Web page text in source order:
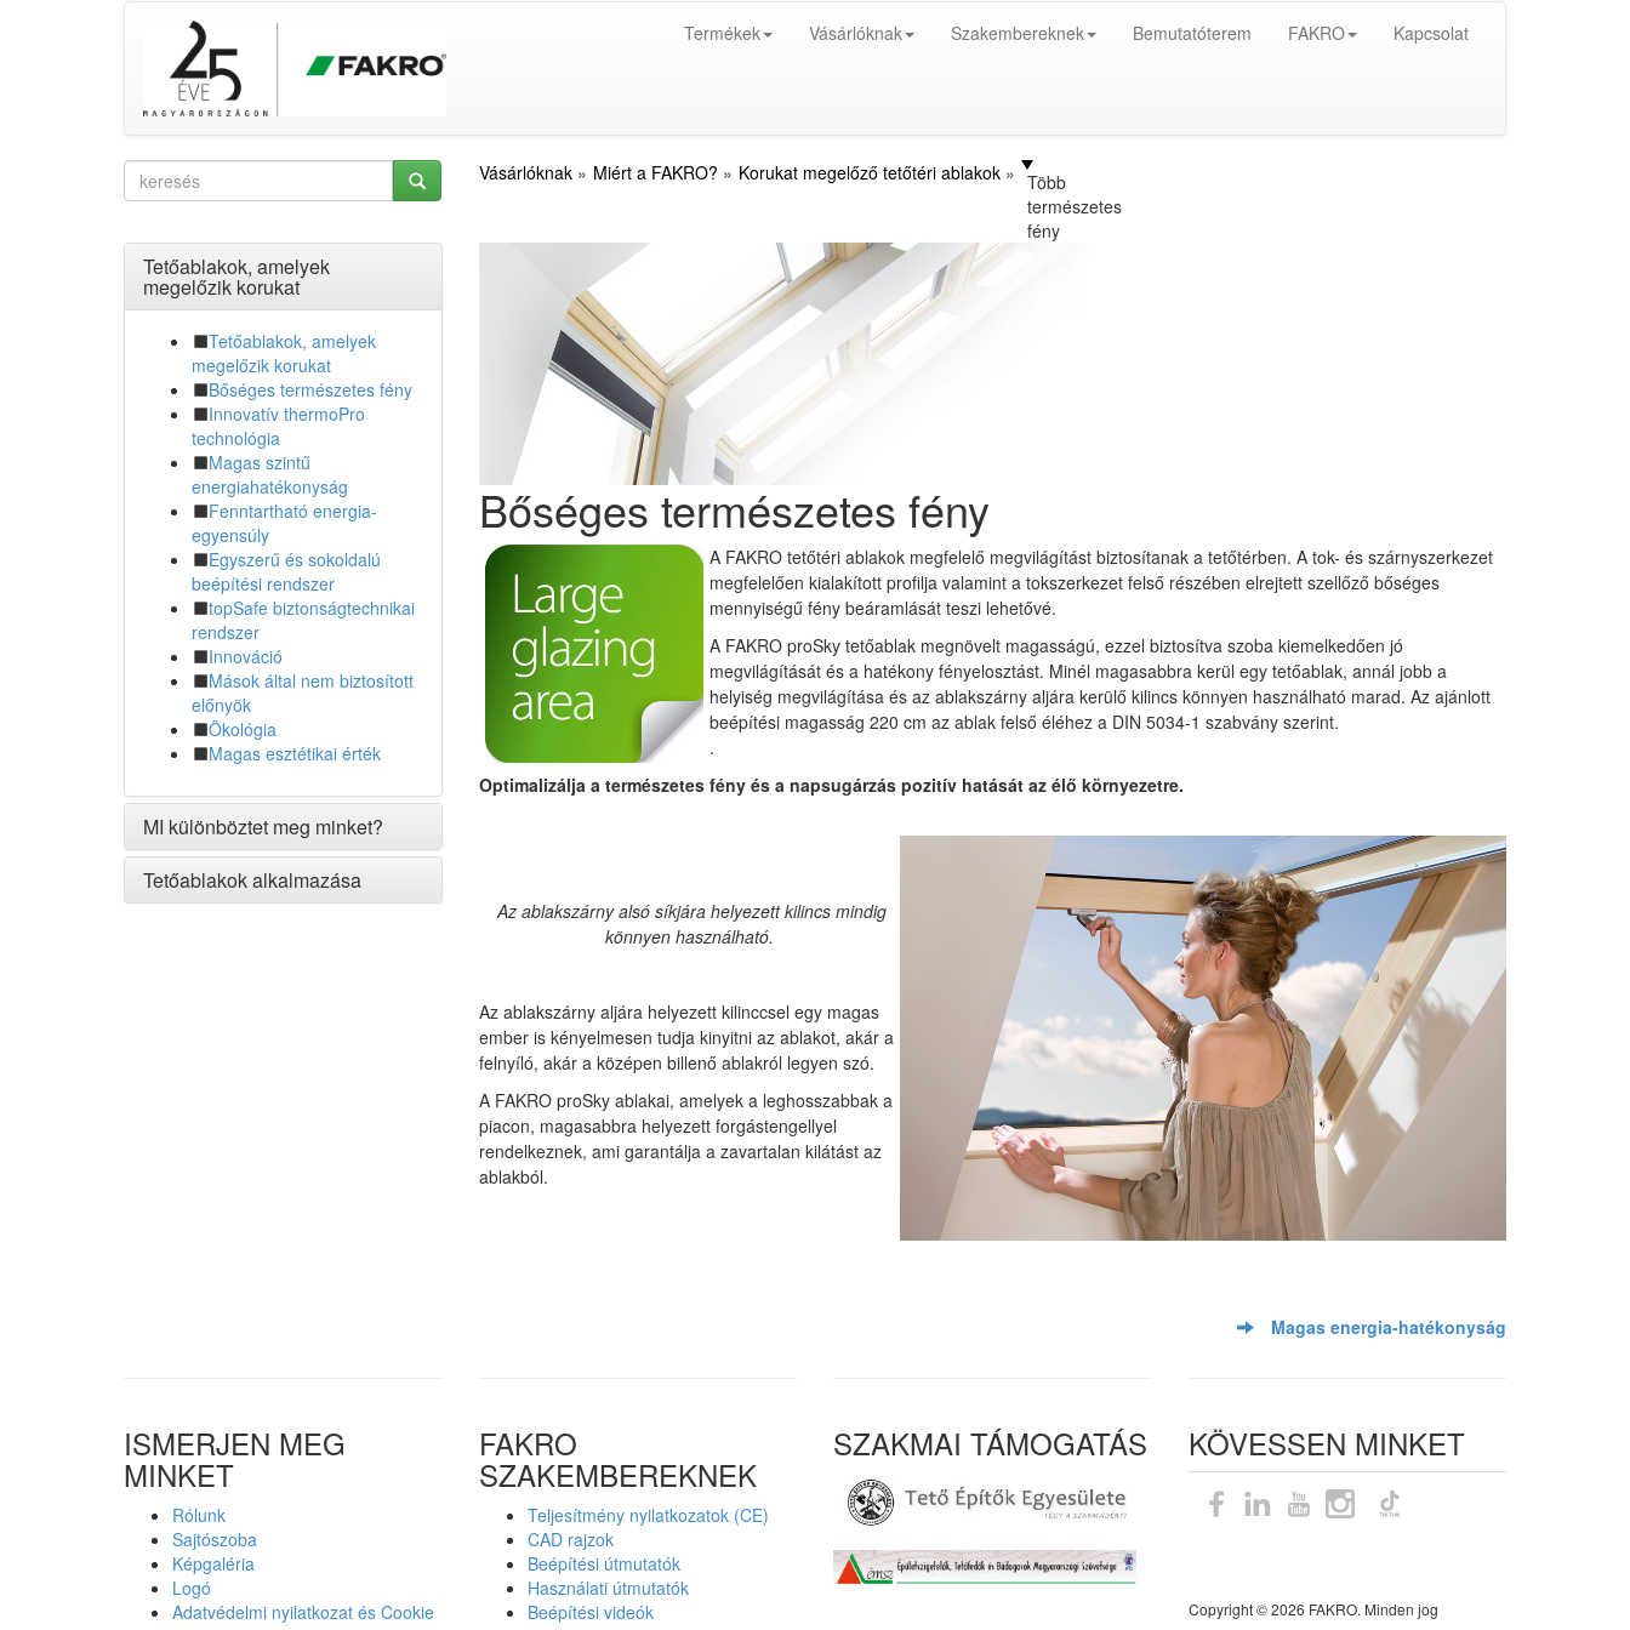
Termékek Vásárlóknak Szakembereknek Bemutatóterem FAKRO Kapcsolat
Vásárlóknak Miért a FAKRO? Korukat megelőző tetőtéri ablakok
Több
természetes
fény
Tetőablakok, amelyek
megelőzik korukat
Tetőablakok, amelyek
megelőzik korukat
Bőséges természetes fény
Innovatív thermoPro
technológia
Magas szintű
energiahatékonyság
Fenntartható energia-
egyensúly
Egyszerű és sokoldalú
beépítési rendszer
topSafe biztonságtechnikai
rendszer
Innováció
Mások által nem biztosított
előnyök
Ökológia
Magas esztétikai érték
MI különböztet meg minket?
Tetőablakok alkalmazása
Bőséges természetes fény
A FAKRO tetőtéri ablakok megfelelő megvilágítást biztosítanak a tetőtérben. A tok- és szárnyszerkezet
megfelelően kialakított profilja valamint a tokszerkezet felső részében elrejtett szellőző bőséges
mennyiségű fény beáramlását teszi lehetővé.
A FAKRO proSky tetőablak megnövelt magasságú, ezzel biztosítva szoba kiemelkedően jó
megvilágítását és a hatékony fényelosztást. Minél magasabbra kerül egy tetőablak, annál jobb a
helyiség megvilágítása és az ablakszárny aljára kerülő kilincs könnyen használható marad. Az ajánlott
beépítési magasság 220 cm az ablak felső éléhez a DIN 5034-1 szabvány szerint.
.
Optimalizálja a természetes fény és a napsugárzás pozitív hatását az élő környezetre.
Az ablakszárny alsó síkjára helyezett kilincs mindig
könnyen használható.
Az ablakszárny aljára helyezett kilinccsel egy magas
ember is kényelmesen tudja kinyitni az ablakot, akár a
felnyíló, akár a középen billenő ablakról legyen szó.
A FAKRO proSky ablakai, amelyek a leghosszabbak a
piacon, magasabbra helyezett forgástengellyel
rendelkeznek, ami garantálja a zavartalan kilátást az
ablakból.
Magas energia-hatékonyság
ISMERJEN MEG
MINKET
Rólunk
Sajtószoba
Képgaléria
Logó
Adatvédelmi nyilatkozat és Cookie
FAKRO
SZAKEMBEREKNEK
Teljesítmény nyilatkozatok (CE)
CAD rajzok
Beépítési útmutatók
Használati útmutatók
Beépítési videók
SZAKMAI TÁMOGATÁS KÖVESSEN MINKET
Copyright © 2026 FAKRO. Minden jog